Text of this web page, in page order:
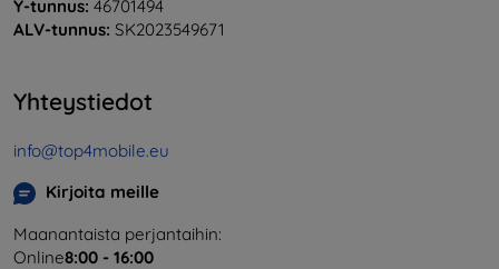
Y-tunnus: 46701494
ALV-tunnus: SK2023549671
Yhteystiedot
info@top4mobile.eu
Kirjoita meille
Maanantaista perjantaihin:
Online8:00 - 16:00